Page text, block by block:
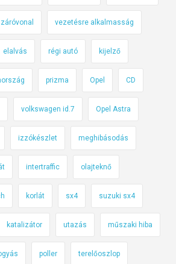
záróvonal vezetésre alkalmasság
elalvás régi autó kijelző
prizma Opel CD
volkswagen id.7 Opel Astra
izzókészlet meghibásodás
intertraffic olajteknő
korlát sx4 suzuki sx4
katalizátor utazás műszaki hiba
poller terelőoszlop